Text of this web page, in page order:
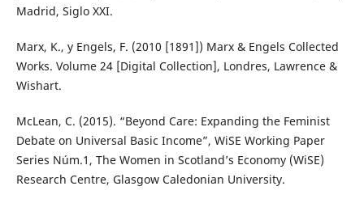
Madrid, Siglo XXI.
Marx, K., y Engels, F. (2010 [1891]) Marx & Engels Collected
Works. Volume 24 [Digital Collection], Londres, Lawrence &
Wishart.
McLean, C. (2015). “Beyond Care: Expanding the Feminist
Debate on Universal Basic Income”, WiSE Working Paper
Series Núm.1, The Women in Scotland’s Economy (WiSE)
Research Centre, Glasgow Caledonian University.